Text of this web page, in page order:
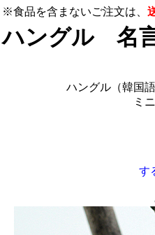
※食品を含まないご注文は、
ハングル 名
ハングル（韓国
ミ
す